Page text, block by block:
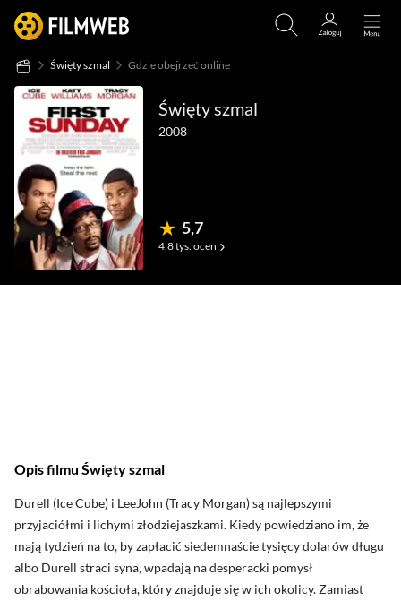
Święty szmal Gdzie obejrzeć online
Święty szmal
2008
5,7
4,8 tys. ocen
Opis filmu Święty szmal
Durell (Ice Cube) i LeeJohn (Tracy Morgan) są najlepszymi
przyjaciółmi i lichymi złodziejaszkami. Kiedy powiedziano im, że
mają tydzień na to, by zapłacić siedemnaście tysięcy dolarów długu
albo Durell straci syna, wpadają na desperacki pomysł
obrabowania kościoła, który znajduje się w ich okolicy. Zamiast